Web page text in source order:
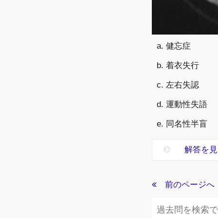
a. 健忘症
b. 着衣失行
c. 左右失認
d. 運動性失語
e. 同名性半盲
解答を
前のページへ